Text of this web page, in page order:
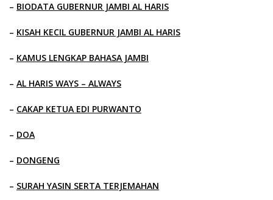
– BIODATA GUBERNUR JAMBI AL HARIS
– KISAH KECIL GUBERNUR JAMBI AL HARIS
– KAMUS LENGKAP BAHASA JAMBI
– AL HARIS WAYS – ALWAYS
– CAKAP KETUA EDI PURWANTO
– DOA
– DONGENG
– SURAH YASIN SERTA TERJEMAHAN